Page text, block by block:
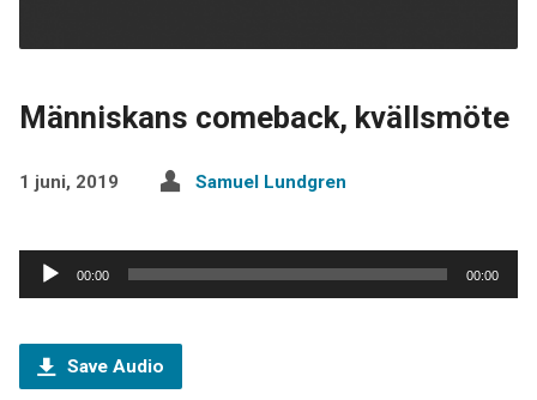
Människans comeback, kvällsmöte
1 juni, 2019 Samuel Lundgren
Ljudspelare
00:00 00:00
Save Audio